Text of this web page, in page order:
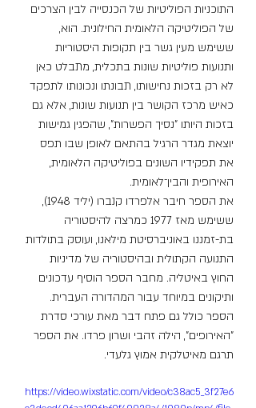
התוכניות הפוליטיות של הכנסייה לבין הצרכים
של הפוליטיקה הלאומית החילונית. הוא,
ששימש מעין גשר בין תקופות היסטוריות
ותנועות פוליטיות שונות בתכלית, מתבלט כאן
לא רק בזכות נחישותו, תבונתו ונכונותו לתפקד
כאיש מרכז הקושר בין תנועות שונות, אלא גם
בזכות היותו "נסיך הפשרות", שהפגין גמישות
יוצאת מגדר הרגיל בהתאם לאופן שבו תפס
את תפקידיו השונים בפוליטיקה הלאומית,
האירופית והבין־לאומית.
את הספר חיבר אלפרדו קנברו (יליד 1948),
ששימש מאז 1977 כמרצה להיסטוריה
בת-זמננו באוניברסיטת מילאנו, ועוסק בתולדות
התנועה הקתולית ובהיסטוריה של מדיניות
החוץ באיטליה. מחבר הספר הוסיף עדכונים
ותיקונים במיוחד עבור המהדורה העברית.
הספר כולל גם פתח דבר מאת עורכי סדרת
"האירופים", הילה זהבי ושרון פרדו. את הספר
תרגם מאיטלקית אמוץ גלעדי.
https://video.wixstatic.com/video/c38ac5_3f27e6